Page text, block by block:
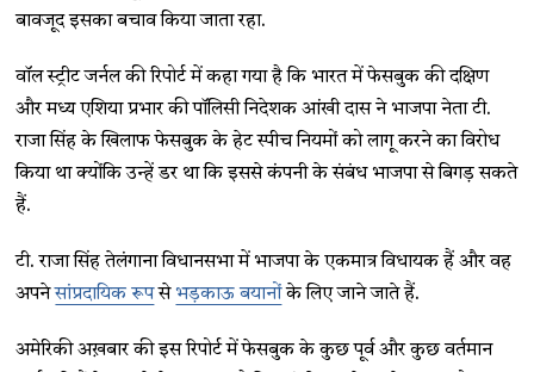
बावजूद इसका बचाव किया जाता रहा.
वॉल स्ट्रीट जर्नल की रिपोर्ट में कहा गया है कि भारत में फेसबुक की दक्षिण
और मध्य एशिया प्रभार की पॉलिसी निदेशक आंखी दास ने भाजपा नेता टी.
राजा सिंह के खिलाफ फेसबुक के हेट स्पीच नियमों को लागू करने का विरोध
किया था क्योंकि उन्हें डर था कि इससे कंपनी के संबंध भाजपा से बिगड़ सकते
हैं.
टी. राजा सिंह तेलंगाना विधानसभा में भाजपा के एकमात्र विधायक हैं और वह
अपनेसांप्रदायिक रूपसेभड़काऊ बयानोंके लिए जाने जाते हैं.
अमेरिकी अख़बार की इस रिपोर्ट में फेसबुक के कुछ पूर्व और कुछ वर्तमान